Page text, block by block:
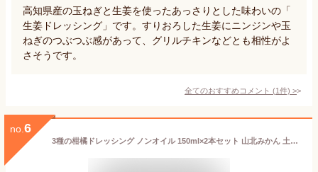
高知県産の玉ねぎと生姜を使ったあっさりとした味わいの「
生姜ドレッシング」です。すりおろした生姜にニンジンや玉
ねぎのつぶつぶ感があって、グリルチキンなどとも相性がよ
さそうです。
全てのおすすめコメント (1件) >
no. 6
3種の柑橘ドレッシング ノンオイル 150ml×2本セット 山北みかん 土佐柑子（こうじ） ゆず使用 高知産 和風だし ヘルシー 野菜サラダ チキンソテー ポークソテー カルパッチョ 冷やし中華